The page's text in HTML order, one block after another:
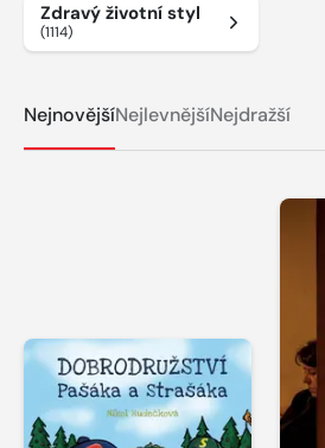
Zdravý životní styl
(1114)
NejnovějšíNejlevnějšíNejdražší